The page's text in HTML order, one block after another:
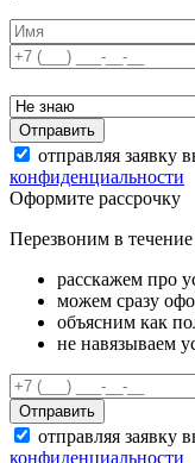
Отправить
отправляя заявку
конфиденциальности
Оформите рассрочку
Перезвоним в
расскажем про
можем сразу
объясним как
не навязываем
Отправить
отправляя заявку
конфиденциальности